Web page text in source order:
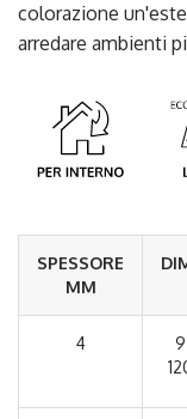
colorazione
arredare ambienti
SPESSORE
MM
4